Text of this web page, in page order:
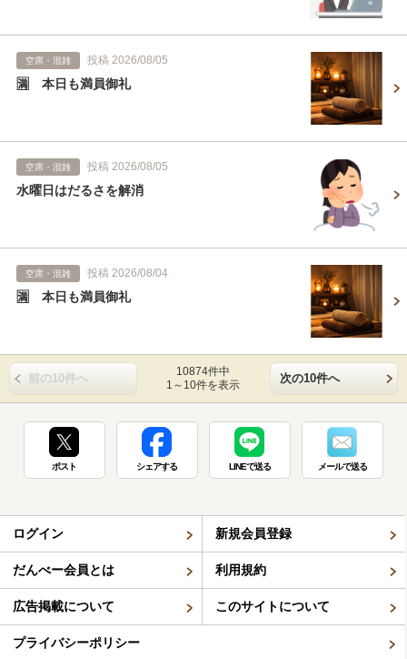
空席・混雑 投稿 2026/08/05
🈵 本日も満員御礼
空席・混雑 投稿 2026/08/05
水曜日はだるさを解消
空席・混雑 投稿 2026/08/04
🈵 本日も満員御礼
前の10件へ
10874件中
1～10件を表示
次の10件へ
ポスト シェアする LINEで送る メールで送る
ログイン 新規会員登録
だんべー会員とは 利用規約
広告掲載について このサイトについて
プライバシーポリシー